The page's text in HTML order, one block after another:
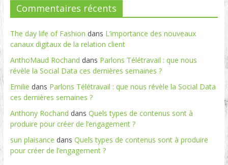
Commentaires récents
The day life of Fashion dans L’importance des nouveaux
canaux digitaux de la relation client
AnthoMaud Rochand dans Parlons Télétravail : que nous
révèle la Social Data ces dernières semaines ?
Emilie dans Parlons Télétravail : que nous révèle la Social Data
ces dernières semaines ?
Anthony Rochand dans Quels types de contenus sont à
produire pour créer de l’engagement ?
sun plaisance dans Quels types de contenus sont à produire
pour créer de l’engagement ?